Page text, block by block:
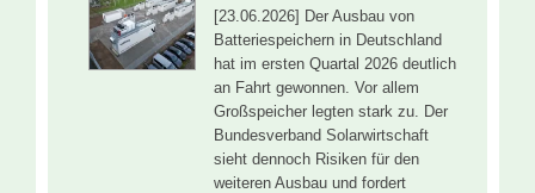
[23.06.2026] Der Ausbau von
Batteriespeichern in Deutschland
hat im ersten Quartal 2026 deutlich
an Fahrt gewonnen. Vor allem
Großspeicher legten stark zu. Der
Bundesverband Solarwirtschaft
sieht dennoch Risiken für den
weiteren Ausbau und fordert